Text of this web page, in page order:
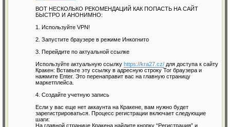
ВОТ НЕСКОЛЬКО РЕКОМЕНДАЦИЙ КАК ПОПАСТЬ НА САЙТ
БЫСТРО И АНОНИМНО:
1. Используйте VPN!
2. Запустите браузере в режиме Инкогнито
3. Перейдите по актуальной ссылке
Используйте актуальную ссылку https://kra27.cz/ для доступа к сайту
Кракен: Вставьте эту ссылку в адресную строку Tor браузера и
нажмите Enter. Это перенаправит вас на главную страницу
маркетплейса.
4. Создайте учетную запись
Если у вас еще нет аккаунта на Кракене, вам нужно будет
зарегистрироваться. Процесс регистрации включает следующие
шаги:
На главной странице Кракена найдите кнопку “Регистрация” и